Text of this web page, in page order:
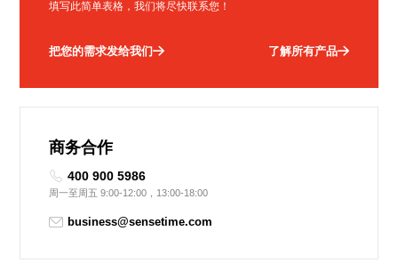
填写此简单表格，我们将尽快联系您！
把您的需求发给我们 了解所有产品
商务合作
400 900 5986
周一至周五 9:00-12:00，13:00-18:00
business@sensetime.com